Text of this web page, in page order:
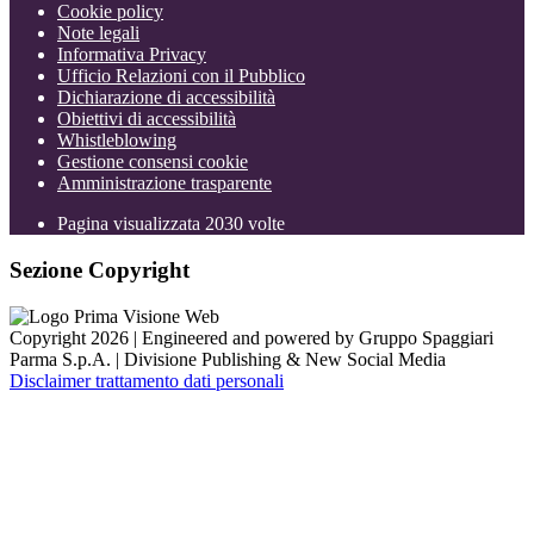
Cookie policy
Note legali
Informativa Privacy
Ufficio Relazioni con il Pubblico
Dichiarazione di accessibilità
Obiettivi di accessibilità
Whistleblowing
Gestione consensi cookie
Amministrazione trasparente
Pagina visualizzata 2030 volte
Sezione Copyright
Copyright 2026 | Engineered and powered by Gruppo Spaggiari
Parma S.p.A. | Divisione Publishing & New Social Media
Disclaimer trattamento dati personali